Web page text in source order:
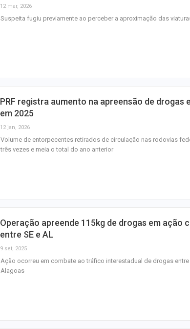
12 mar, 2026
Suspeita fugiu previamente ao perceber a aproximação das
PRF registra aumento na apreensão de drogas
em 2025
12 jan, 2026
Volume de entorpecentes retirados de circulação nas rodovias
três vezes e meia o total do ano anterior
Operação apreende 115kg de drogas em ação
entre SE e AL
9 set, 2025
Ação ocorreu em combate ao tráfico interestadual de drogas
Alagoas